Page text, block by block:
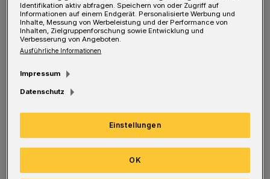
L mit einem Vortrag von Dr. Lisa Grund
(Fachtierärztin für Zoo- und Wildtiere). In
ihrem Beitrag „Artenschutz versus Tierschutz
– Konflikt oder Ergänzung?“ beleuchtet sie ein
aktuelles Spannungsfeld im Umgang mit
Identifikation aktiv abfragen. Speichern von oder Zugriff auf
Informationen auf einem Endgerät. Personalisierte Werbung und
Inhalte, Messung von Werbeleistung und der Performance von
Inhalten, Zielgruppenforschung sowie Entwicklung und
Verbesserung von Angeboten.
Ausführliche Informationen
Impressum
Datenschutz
Einstellungen
OK